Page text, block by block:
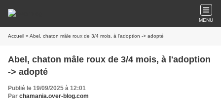
MENU
Accueil » Abel, chaton mâle roux de 3/4 mois, à l'adoption -> adopté
Abel, chaton mâle roux de 3/4 mois, à l'adoption
-> adopté
Publié le 19/09/2025 à 12:01
Par chamania.over-blog.com